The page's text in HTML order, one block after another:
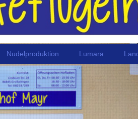
Nudelproduktion Lumara